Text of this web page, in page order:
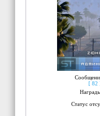
[ 82
Статус